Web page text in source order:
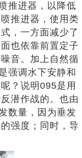
推进器，以降低
推进器，使用类
，一方面减少了
也依靠前置定子
音。加上自然循
强调水下安静和
？说明095是用
潜作战的。也由
数量，因为垂发
强度；同时，导